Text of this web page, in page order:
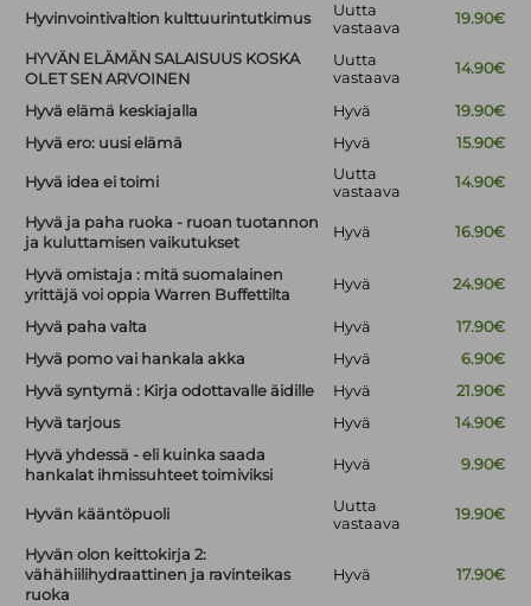
Hyvinvointivaltion kulttuurintutkimus
Uutta
vastaava
19.90€
HYVÄN ELÄMÄN SALAISUUS KOSKA
OLET SEN ARVOINEN
Uutta
vastaava
14.90€
Hyvä elämä keskiajalla Hyvä
19.90€
Hyvä ero: uusi elämä
Hyvä 15.90€
Hyvä idea ei toimi
Uutta
vastaava
14.90€
Hyvä ja paha ruoka - ruoan tuotannon
ja kuluttamisen vaikutukset
Hyvä 16.90€
Hyvä omistaja : mitä suomalainen
yrittäjä voi oppia Warren Buffettilta
Hyvä 24.90€
Hyvä paha valta Hyvä
17.90€
Hyvä pomo vai hankala akka
Hyvä
6.90€
Hyvä syntymä : Kirja odottavalle äidille
Hyvä
21.90€
Hyvä tarjous
Hyvä
14.90€
Hyvä yhdessä - eli kuinka saada
hankalat ihmissuhteet toimiviksi
Hyvä 9.90€
Hyvän kääntöpuoli
Uutta
vastaava
19.90€
Hyvän olon keittokirja 2:
vähähiilihydraattinen ja ravinteikas
ruoka
Hyvä 17.90€